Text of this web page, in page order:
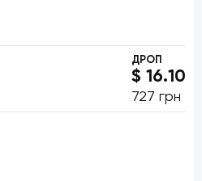
ДРОП
$ 16.10
727 грн